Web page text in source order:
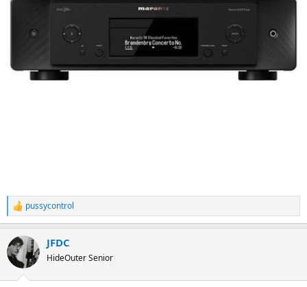
R
e
c
c
i
pussycontrol
JFDC
HideOuter Senior